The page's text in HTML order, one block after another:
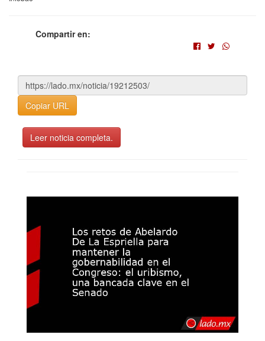
Compartir en:
Copiar URL
Leer noticia completa.